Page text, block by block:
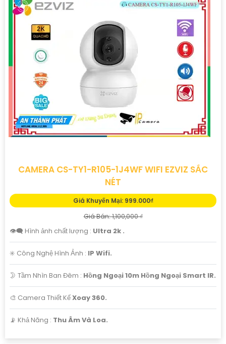
CAMERA CS-TY1-R105-1J4WF WIFI EZVIZ SẮC
NÉT
Giá Khuyến Mại: 999.000₫
Giá Bán: 1,100,000 ₫
👁️‍🗨 Hình ảnh chất lượng : Ultra 2k .
✳️ Công Nghệ Hình Ảnh : IP Wifi.
🌛 Tầm Nhìn Ban Đêm : Hồng Ngoại 10m Hồng Ngoại Smart IR.
🎨 Camera Thiết KếXoay 360.
️📡 Khả Năng : Thu Âm Và Loa.